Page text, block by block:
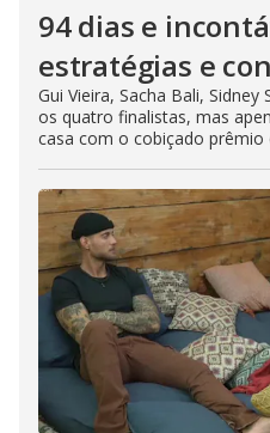
94 dias e
estratégias e
Gui Vieira, Sacha Bali,
os quatro finalistas, mas
casa com o cobiçado prêmio